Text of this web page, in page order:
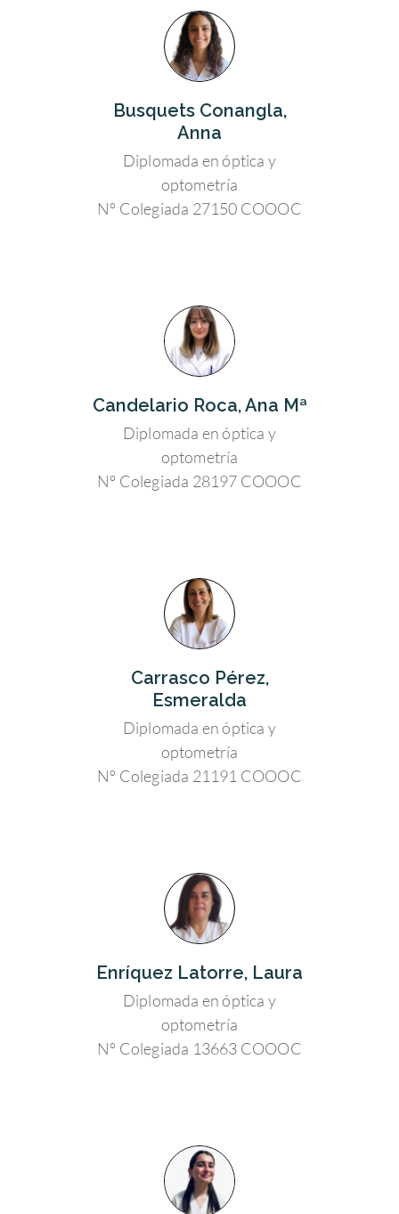
Busquets Conangla,
Anna
Diplomada en óptica y
optometría
Nº Colegiada 27150 COOOC
Candelario Roca, Ana Mª
Diplomada en óptica y
optometría
Nº Colegiada 28197 COOOC
Carrasco Pérez,
Esmeralda
Diplomada en óptica y
optometría
Nº Colegiada 21191 COOOC
Enríquez Latorre, Laura
Diplomada en óptica y
optometría
Nº Colegiada 13663 COOOC